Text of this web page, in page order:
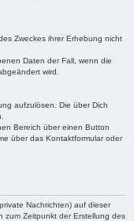
Zweckes ihrer Erhebung nicht
Daten der Fall, wenn die
wird.
aufzulösen. Die über Dich
Bereich über einen Button
über das Kontaktformular oder
Nachrichten) auf dieser
zum Zeitpunkt der Erstellung des